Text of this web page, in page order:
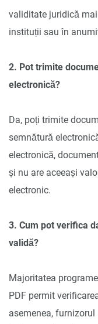
validitate juridică
instituții sau în
2. Pot trimite
electronică?
Da, poți trimite
semnătură
electronică,
și nu are aceeași
electronic.
3. Cum pot verifica
validă?
Majoritatea
PDF permit
asemenea,